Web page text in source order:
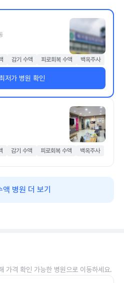
감기 수액 피로회복 수액 백옥주사
저가 병원 확인
감기 수액 피로회복 수액 백옥주사
병원 더 보기
가격 확인 가능한 병원으로 이동하세요.